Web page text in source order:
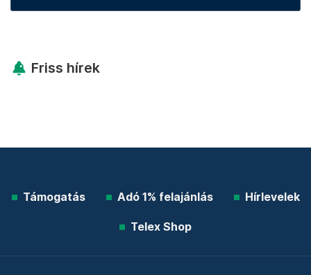
Friss hírek
Támogatás Adó 1% felajánlás Hírlevelek
Telex Shop